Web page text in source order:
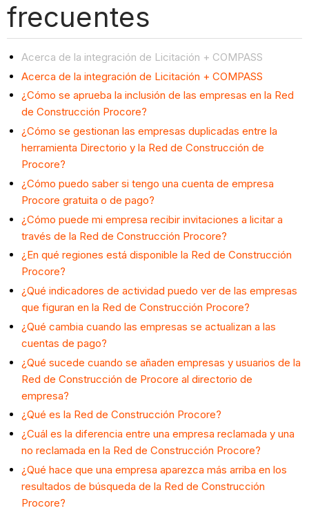
frecuentes
Acerca de la integración de Licitación + COMPASS
Acerca de la integración de Licitación + COMPASS
¿Cómo se aprueba la inclusión de las empresas en la Red
de Construcción Procore?
¿Cómo se gestionan las empresas duplicadas entre la
herramienta Directorio y la Red de Construcción de
Procore?
¿Cómo puedo saber si tengo una cuenta de empresa
Procore gratuita o de pago?
¿Cómo puede mi empresa recibir invitaciones a licitar a
través de la Red de Construcción Procore?
¿En qué regiones está disponible la Red de Construcción
Procore?
¿Qué indicadores de actividad puedo ver de las empresas
que figuran en la Red de Construcción Procore?
¿Qué cambia cuando las empresas se actualizan a las
cuentas de pago?
¿Qué sucede cuando se añaden empresas y usuarios de la
Red de Construcción de Procore al directorio de
empresa?
¿Qué es la Red de Construcción Procore?
¿Cuál es la diferencia entre una empresa reclamada y una
no reclamada en la Red de Construcción Procore?
¿Qué hace que una empresa aparezca más arriba en los
resultados de búsqueda de la Red de Construcción
Procore?